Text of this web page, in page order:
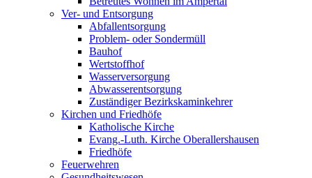
Ver- und Entsorgung
Abfallentsorgung
Problem- oder Sondermüll
Bauhof
Wertstoffhof
Wasserversorgung
Abwasserentsorgung
Zuständiger Bezirkskaminkehrer
Kirchen und Friedhöfe
Katholische Kirche
Evang.-Luth. Kirche Oberallershausen
Friedhöfe
Feuerwehren